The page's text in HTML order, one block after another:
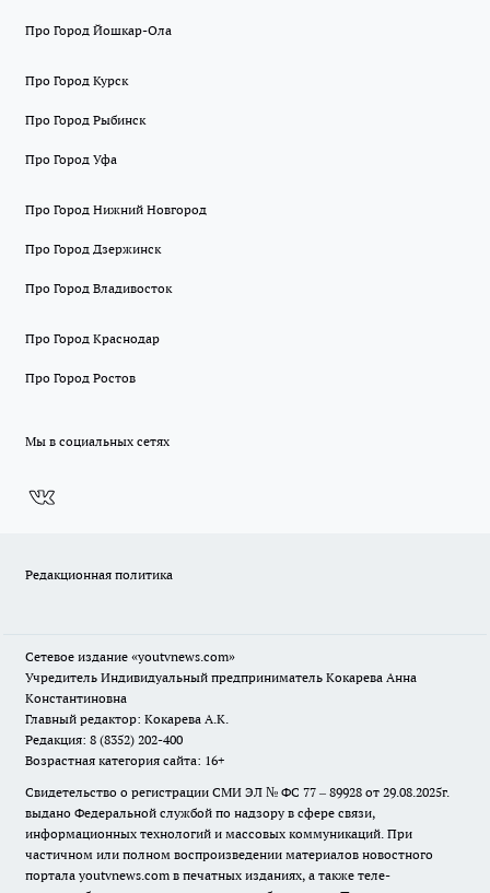
Про Город Йошкар-Ола
Про Город Курск
Про Город Рыбинск
Про Город Уфа
Про Город Нижний Новгород
Про Город Дзержинск
Про Город Владивосток
Про Город Краснодар
Про Город Ростов
Мы в социальных сетях
Редакционная политика
Сетевое издание «youtvnews.com»
Учредитель Индивидуальный предприниматель Кокарева Анна
Константиновна
Главный редактор: Кокарева А.К.
Редакция: 8 (8352) 202-400
Возрастная категория сайта: 16+
Свидетельство о регистрации СМИ ЭЛ № ФС 77 – 89928 от 29.08.2025г.
выдано Федеральной службой по надзору в сфере связи,
информационных технологий и массовых коммуникаций. При
частичном или полном воспроизведении материалов новостного
портала youtvnews.com в печатных изданиях, а также теле-